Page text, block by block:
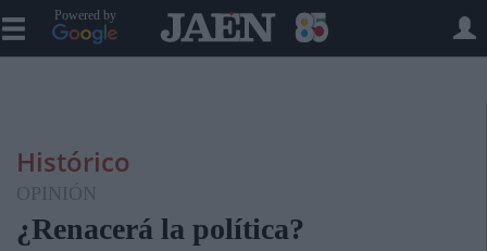
Powered by
Histórico
OPINIÓN
¿Renacerá la política?